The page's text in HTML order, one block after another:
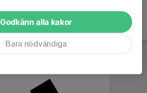
Godkänn alla kakor
Bara nödvändiga